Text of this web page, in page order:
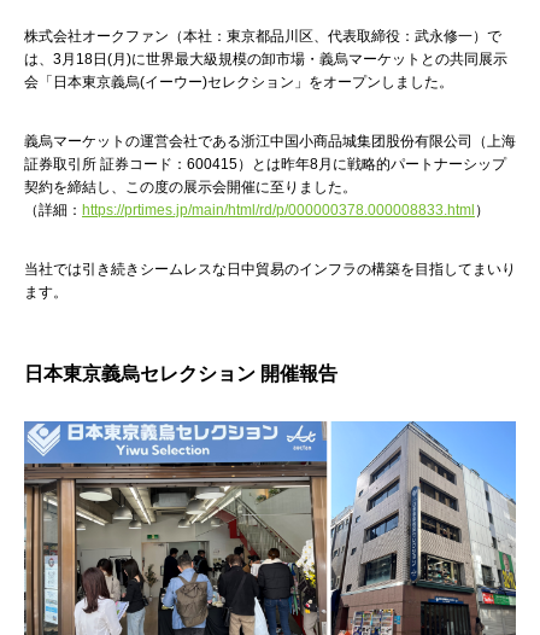
株式会社オークファン（本社：東京都品川区、代表取締役：武永修一）で
は、3月18日(月)に世界最大級規模の卸市場・義烏マーケットとの共同展示
会「日本東京義烏(イーウー)セレクション」をオープンしました。
義烏マーケットの運営会社である浙江中国小商品城集团股份有限公司（上海
証券取引所 証券コード：600415）とは昨年8月に戦略的パートナーシップ
契約を締結し、この度の展示会開催に至りました。
（詳細： https://prtimes.jp/main/html/rd/p/000000378.000008833.html ）
当社では引き続きシームレスな日中貿易のインフラの構築を目指してまいり
ます。
日本東京義烏セレクション 開催報告